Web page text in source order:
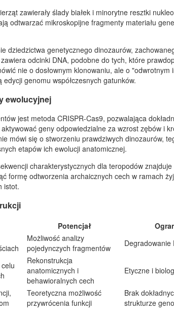
zawierały ślady białek i minorytne resztki
odtwarzać mikroskopijne fragmenty materiału
dziedzictwa genetycznego dinozaurów,
odcinki DNA, podobne do tych, które
nie o dosłownym klonowaniu, ale o
genomu współczesnych gatunków.
ewolucyjnej
jest metoda CRISPR-Cas9, pozwalająca
geny odpowiedzialne za wzrost zębów i
mówi się o stworzeniu prawdziwych dinozaurów,
etapów ich ewolucji anatomicznej.
charakterystycznych dla teropodów
formę odtworzenia archaicznych cech w ramach
istot.
Potencjał
Możliwość analizy
pojedynczych fragmentów
Degradowanie
Rekonstrukcja
anatomicznych i
behawioralnych cech
Etyczne i
Teoretyczna możliwość
przywrócenia funkcji
Brak
strukturze